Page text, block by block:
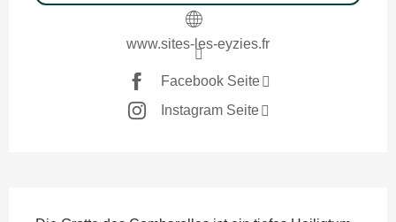
www.sites-les-eyzies.fr
Facebook Seite
Instagram Seite